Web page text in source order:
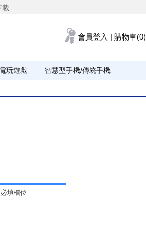
載
會員登入 | 購物車(0)
玩遊戲 智慧型手機/傳統手機
填欄位